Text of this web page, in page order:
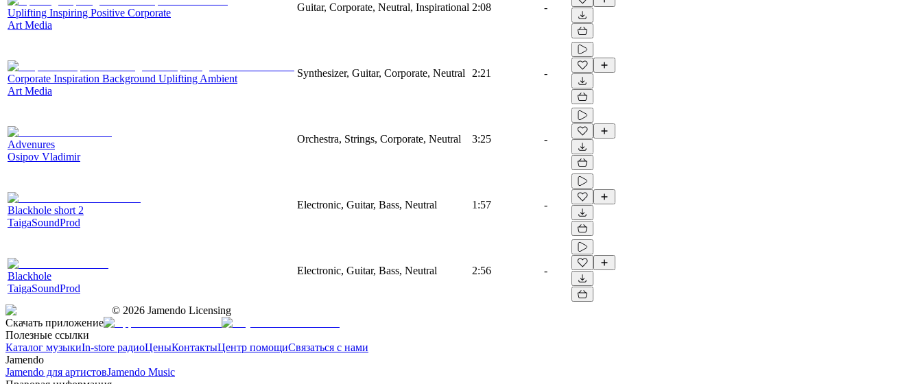
Uplifting Inspiring Positive Corporate
Art Media
Guitar, Corporate, Neutral, Inspirational 2:08 -
Corporate Inspiration Background Uplifting Ambient
Art Media
Synthesizer, Guitar, Corporate, Neutral 2:21 -
Advenures
Osipov Vladimir
Orchestra, Strings, Corporate, Neutral 3:25 -
Blackhole short 2
TaigaSoundProd
Electronic, Guitar, Bass, Neutral 1:57 -
Blackhole
TaigaSoundProd
Electronic, Guitar, Bass, Neutral 2:56 -
© 2026 Jamendo Licensing
Скачать приложение
Полезные ссылки
Каталог музыкиIn-store радиоЦеныКонтактыЦентр помощиСвязаться с нами
Jamendo
Jamendo для артистовJamendo Music